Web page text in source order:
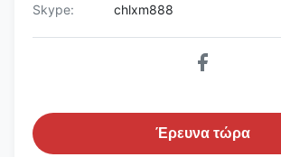
Skype:
chlxm888
Έρευνα τώρα